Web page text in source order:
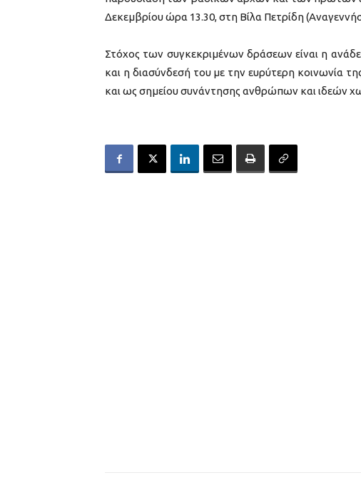
Δεκεμβρίου ώρα 13.30, στη Βίλα Πετρίδη
Στόχος των συγκεκριμένων δράσεων είναι η
και η διασύνδεσή του με την ευρύτερη κοινωνία
και ως σημείου συνάντησης ανθρώπων και ιδεών